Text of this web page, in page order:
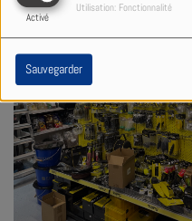
Activé
Utilisation: Fonctionnalité
Sauvegarder